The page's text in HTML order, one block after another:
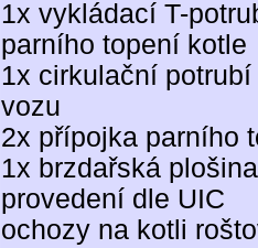
1x vykládací T-
parního topení kotle
1x cirkulační
vozu
2x přípojka parního
1x brzdařská
provedení dle UIC
ochozy na kotli